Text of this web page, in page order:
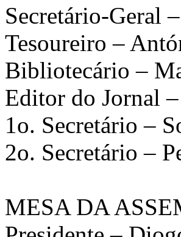
Secretário-Geral
Tesoureiro –
Bibliotecário –
Editor do Jornal
1o. Secretário –
2o. Secretário –
MESA DA